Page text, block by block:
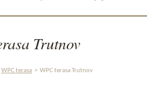
Trutnov
WPC terasa > WPC terasa Trutnov